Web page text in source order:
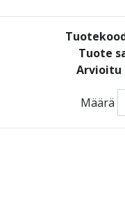
Tuote
Arvioitu
Määrä